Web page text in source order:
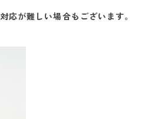
が難しい場合もございます。